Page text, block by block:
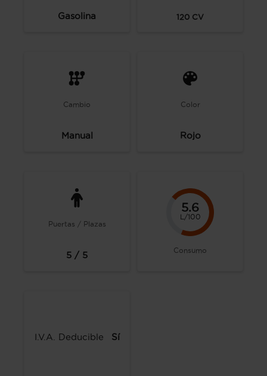
Gasolina 120 CV
Cambio
Manual
Color
Rojo
Puertas / Plazas
5 / 5
5.6
L/100
Consumo
I.V.A. Deducible Sí